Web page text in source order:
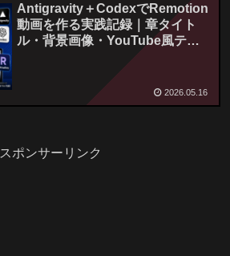
Antigravity＋CodexでRemotion
動画を作る実践記録｜章タイト
ル・背景画像・YouTube風テロ
ップまで表示してみた
2026.05.16
スポンサーリンク